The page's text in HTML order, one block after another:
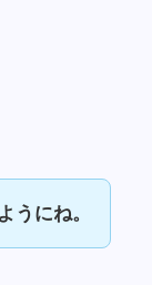
うにね。